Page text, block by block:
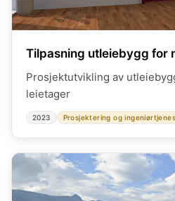
Tilpasning utleiebygg for
Prosjektutvikling av
leietager
2023 Prosjektering og